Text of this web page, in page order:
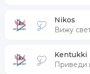
Nikos
Вижу
Kentukki
Приведи